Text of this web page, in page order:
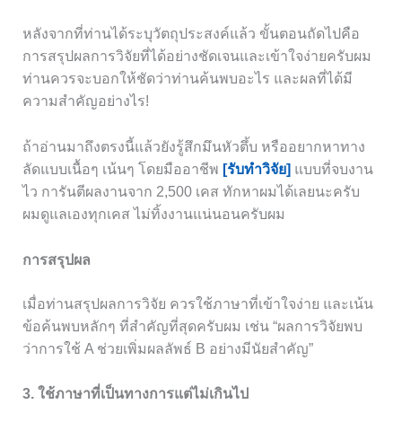
หลังจากที่ท่านได้ระบุวัตถุประสงค์แล้ว ขั้นตอนถัดไปคือ
การสรุปผลการวิจัยที่ได้อย่างชัดเจนและเข้าใจง่ายครับผม
ท่านควรจะบอกให้ชัดว่าท่านค้นพบอะไร และผลที่ได้มี
ความสำคัญอย่างไร!
ถ้าอ่านมาถึงตรงนี้แล้วยังรู้สึกมึนหัวตึ้บ หรืออยากหาทาง
ลัดแบบเนื้อๆ เน้นๆ โดยมืออาชีพ [รับทำวิจัย] แบบที่จบงาน
ไว การันตีผลงานจาก 2,500 เคส ทักหาผมได้เลยนะครับ
ผมดูแลเองทุกเคส ไม่ทิ้งงานแน่นอนครับผม
การสรุปผล
เมื่อท่านสรุปผลการวิจัย ควรใช้ภาษาที่เข้าใจง่าย และเน้น
ข้อค้นพบหลักๆ ที่สำคัญที่สุดครับผม เช่น “ผลการวิจัยพบ
ว่าการใช้ A ช่วยเพิ่มผลลัพธ์ B อย่างมีนัยสำคัญ”
3. ใช้ภาษาที่เป็นทางการแต่ไม่เกินไป